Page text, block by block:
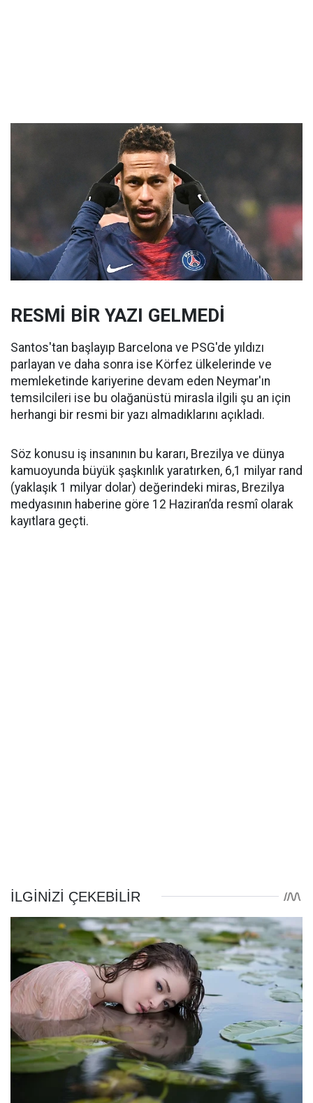
RESMİ BİR YAZI GELMEDİ
Santos'tan başlayıp Barcelona ve PSG'de yıldızı
parlayan ve daha sonra ise Körfez ülkelerinde ve
memleketinde kariyerine devam eden Neymar'ın
temsilcileri ise bu olağanüstü mirasla ilgili şu an için
herhangi bir resmi bir yazı almadıklarını açıkladı.
Söz konusu iş insanının bu kararı, Brezilya ve dünya
kamuoyunda büyük şaşkınlık yaratırken, 6,1 milyar rand
(yaklaşık 1 milyar dolar) değerindeki miras, Brezilya
medyasının haberine göre 12 Haziran’da resmî olarak
kayıtlara geçti.